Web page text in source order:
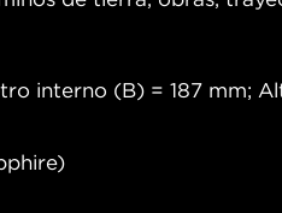
interno (B) = 187 mm;